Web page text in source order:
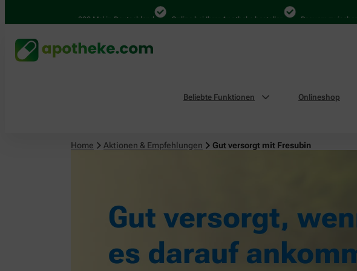
4.000 Mal in Deutschland Online bei Ihrer Apotheke bestellen Bequem zwischen
Beliebte Funktionen Onlineshop
Home Aktionen & Empfehlungen Gut versorgt mit Fresubin